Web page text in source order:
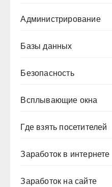
Администрирование
Базы данных
Безопасность
Всплывающие окна
Где взять посетителей
Заработок в интернете
Заработок на сайте